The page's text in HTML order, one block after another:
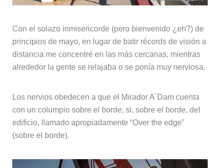
Con el solazo inmisericorde (pero bienvenido ¿eh?) de
principios de mayo, en lugar de batir récords de visión a
distancia me concentré en las más cercanas, mientras
alrededor la gente se relajaba o se ponía muy nerviosa.
Los nervios obedecen a que el Mirador A´Dam cuenta
con un columpio sobre el borde, si, sobre el borde, del
edificio, llamado apropiadamente “Over the edge”
(sobre el borde).